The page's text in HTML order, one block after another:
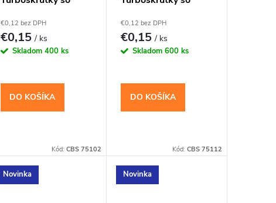
TX30
€0,12 bez DPH
€0,15/ ks
Skladom 400 ks
DO KOŠÍKA
Kód:CBS 75102
TX30
€0,12 bez DPH
€0,15/ ks
Skladom600 ks
DO KOŠÍKA
Kód: CBS 75112
Novinka Novinka